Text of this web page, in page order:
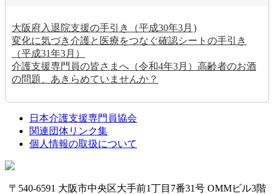
大阪府入退院支援の手引き（平成30年3月 ）
変化に気づき介護と医療をつなぐ確認シートの手引き
（平成31年3月）
介護支援専門員の皆さまへ（令和4年3月）高齢者のお酒
の問題、あきらめていませんか？
日本介護支援専門員協会
関連団体リンク集
個人情報の取扱について
〒540-6591 大阪市中央区大手前1丁目7番31号 OMMビル3階